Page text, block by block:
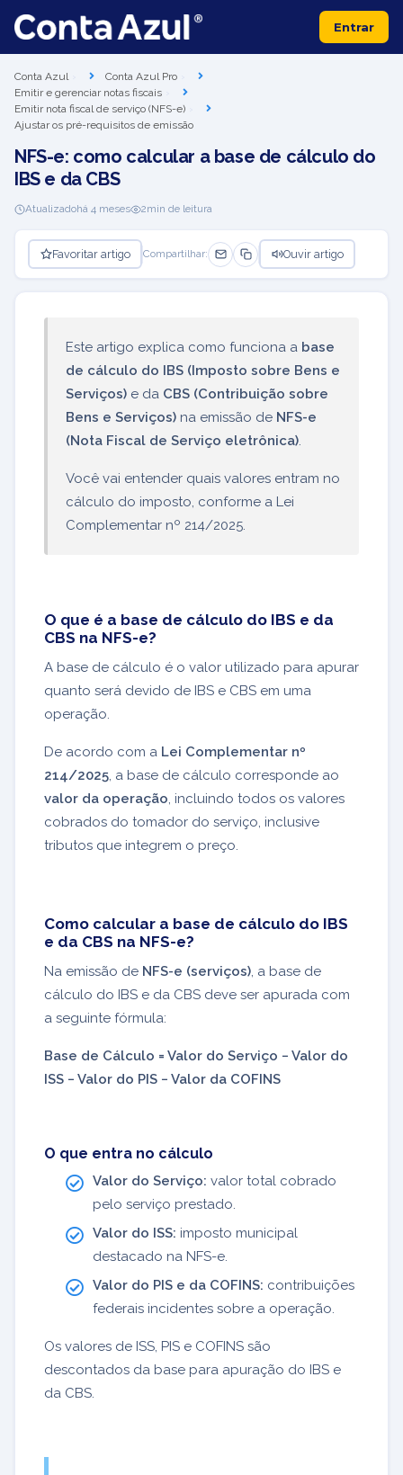
Entrar
Conta Azul
Conta Azul Pro
Emitir e gerenciar notas fiscais
Emitir nota fiscal de serviço (NFS-e)
Ajustar os pré-requisitos de emissão
NFS-e: como calcular a base de cálculo do
IBS e da CBS
Atualizadohá 4 meses 2min de leitura
Favoritar artigo Compartilhar: Ouvir artigo
Este artigo explica como funciona a base
de cálculo do IBS (Imposto sobre Bens e
Serviços) e da CBS (Contribuição sobre
Bens e Serviços) na emissão de NFS-e
(Nota Fiscal de Serviço eletrônica).
Você vai entender quais valores entram no
cálculo do imposto, conforme a Lei
Complementar nº 214/2025.
O que é a base de cálculo do IBS e da
CBS na NFS-e?
A base de cálculo é o valor utilizado para apurar
quanto será devido de IBS e CBS em uma
operação.
De acordo com a Lei Complementar nº
214/2025 , a base de cálculo corresponde ao
valor da operação , incluindo todos os valores
cobrados do tomador do serviço, inclusive
tributos que integrem o preço.
Como calcular a base de cálculo do IBS
e da CBS na NFS-e?
Na emissão de NFS-e (serviços) , a base de
cálculo do IBS e da CBS deve ser apurada com
a seguinte fórmula:
Base de Cálculo = Valor do Serviço − Valor do
ISS − Valor do PIS − Valor da COFINS
O que entra no cálculo
Valor do Serviço: valor total cobrado
pelo serviço prestado.
Valor do ISS: imposto municipal
destacado na NFS-e.
Valor do PIS e da COFINS: contribuições
federais incidentes sobre a operação.
Os valores de ISS, PIS e COFINS são
descontados da base para apuração do IBS e
da CBS.